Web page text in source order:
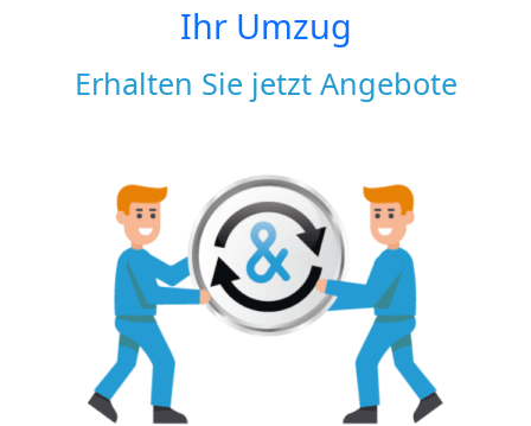
Ihr Umzug
Erhalten Sie jetzt Angebote